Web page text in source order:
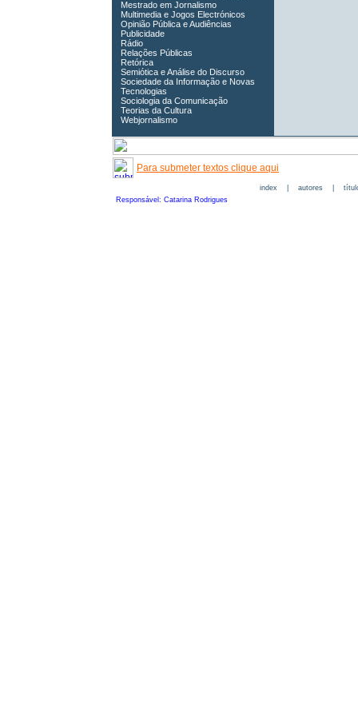
Mestrado em Jornalismo
Multimedia e Jogos Electrónicos
Opinião Pública e Audiências
Publicidade
Rádio
Relações Públicas
Retórica
Semiótica e Análise do Discurso
Sociedade da Informação e Novas
Tecnologias
Sociologia da Comunicação
Teorias da Cultura
Webjornalismo
Para submeter textos clique aqui
index| autores|